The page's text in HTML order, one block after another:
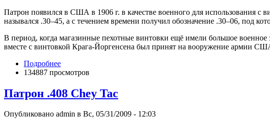
Патрон появился в США в 1906 г. в качестве военного для использования
назывался .30–45, а с течением времени получил обозначение .30–06, под
В период, когда магазинные пехотные винтовки ещё имели большое
вместе с винтовкой Крага-Йоргенсена был принят на вооружение армии
Подробнее
134887 просмотров
Патрон .408 Chey Tac
Опубликовано admin в Вс, 05/31/2009 - 12:03